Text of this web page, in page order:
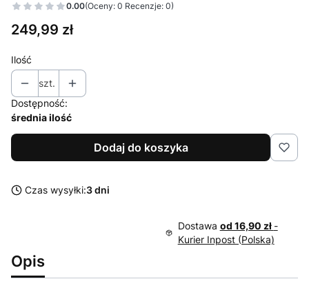
0.00(Oceny: 0 Recenzje: 0)
Cena
249,99 zł
Ilość
szt.
Dostępność:
średnia ilość
Dodaj do koszyka
Czas wysyłki:3 dni
Dostawa od 16,90 zł -
Kurier Inpost (Polska)
Opis